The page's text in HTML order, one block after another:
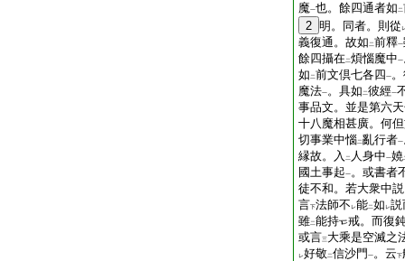
魔一也。餘四通者如 二
2 明。同者。則從
義復通。故如 二前釋一
餘四攝在二煩惱魔中一
如 二前文倶七各四一
魔法一。具如 二彼經一
事品文。並是第六
十八魔相甚廣。何
切事業中惱二亂行者一
縁故。入 二 人身中一嬈
國土事起一。或書者
徒不和。若大衆中
言下法師不 レ能二如 レ説
雖二能持
戒。而復
或言三大乘是空滅之
レ好敬二信沙門 一。云下